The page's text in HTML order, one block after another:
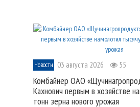
Новости 03 августа 2026 55
Комбайнер ОАО
Кахнович первым в хозяйстве
тонн зерна нового урожая